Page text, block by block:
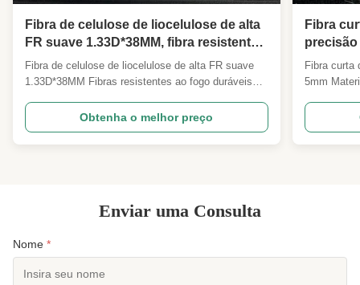
Fibra de celulose de liocelulose de alta
FR suave 1.33D*38MM, fibra resistente
ao fogo durável para hotéis
Fibra de celulose de liocelulose de alta FR suave
1.33D*38MM Fibras resistentes ao fogo duráveis
não tecidos Visão geral do produto A nossa fibra de
1,33D*38MM de alta resistência à chama da lyocell
representa uma fibra de celulose regenerada ...
Obtenha o melhor preço
Fibra
precisão
Fibra curta
5mm
filtragem
Fibra de
funcional
Enviar uma Consulta
Nome *